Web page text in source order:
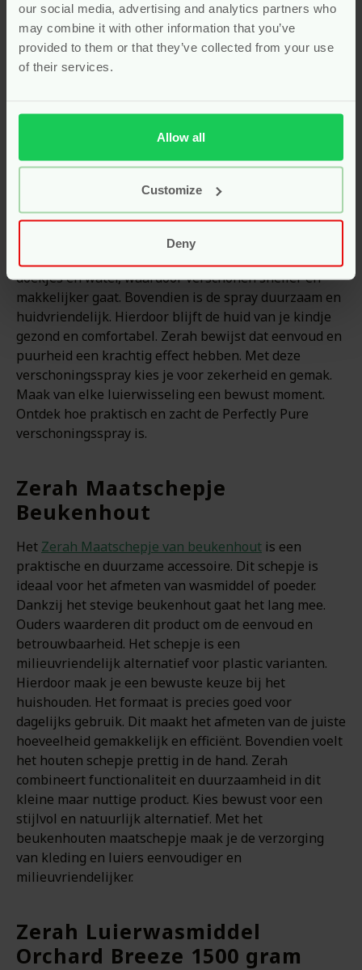
our social media, advertising and analytics partners who
may combine it with other information that you’ve
provided to them or that they’ve collected from your use
of their services.
Allow all
Customize
Deny
Zerah Biologische
Verschoningsspray Perfectly
Pure
belangrijk vinden. Deze spray maakt schoon en
verzorgt de huid tegelijk. Dankzij de biologische
geurloze formule is ideaal voor de meest gevoelige
huidjes. Ouders waarderen dit product omdat het
eenvoudig en praktisch in gebruik is. Het is een
doekjes en water, waardoor verschonen sneller en
makkelijker gaat. Bovendien is de spray duurzaam en
huidvriendelijk. Hierdoor blijft de huid van je kindje
gezond en comfortabel. Zerah bewijst dat eenvoud en
puurheid een krachtig effect hebben. Met deze
verschoningsspray kies je voor zekerheid en gemak.
Maak van elke luierwisseling een bewust moment.
Ontdek hoe praktisch en zacht de Perfectly Pure
verschoningsspray is.
Zerah Maatschepje
Beukenhout
Het Zerah Maatschepje van beukenhout is een
praktische en duurzame accessoire. Dit schepje is
ideaal voor het afmeten van wasmiddel of poeder.
Dankzij het stevige beukenhout gaat het lang mee.
Ouders waarderen dit product om de eenvoud en
betrouwbaarheid. Het schepje is een
milieuvriendelijk alternatief voor plastic varianten.
Hierdoor maak je een bewuste keuze bij het
huishouden. Het formaat is precies goed voor
dagelijks gebruik. Dit maakt het afmeten van de juiste
hoeveelheid gemakkelijk en efficiënt. Bovendien voelt
het houten schepje prettig in de hand. Zerah
combineert functionaliteit en duurzaamheid in dit
kleine maar nuttige product. Kies bewust voor een
stijlvol en natuurlijk alternatief. Met het
beukenhouten maatschepje maak je de verzorging
van kleding en luiers eenvoudiger en
milieuvriendelijker.
Zerah Luierwasmiddel
Orchard Breeze 1500 gram